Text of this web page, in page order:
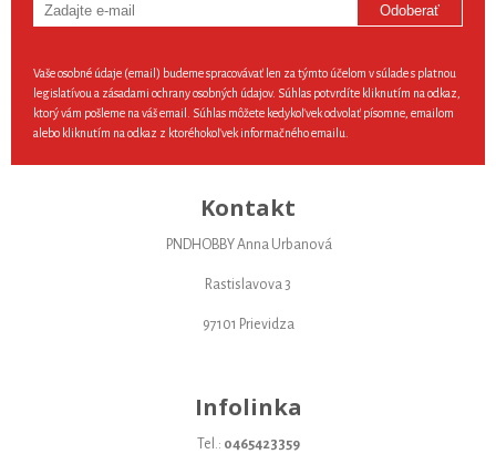
Odoberať
Vaše osobné údaje (email) budeme spracovávať len za týmto účelom v súlade s platnou
legislatívou a zásadami ochrany osobných údajov. Súhlas potvrdíte kliknutím na odkaz,
ktorý vám pošleme na váš email. Súhlas môžete kedykoľvek odvolať písomne, emailom
alebo kliknutím na odkaz z ktoréhokoľvek informačného emailu.
Kontakt
PNDHOBBY Anna Urbanová
Rastislavova 3
97101 Prievidza
Infolinka
Tel.: 0465423359